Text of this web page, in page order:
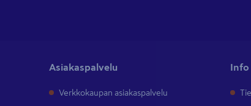
Asiakaspalvelu
Verkkokaupan asiakaspalvelu
Info